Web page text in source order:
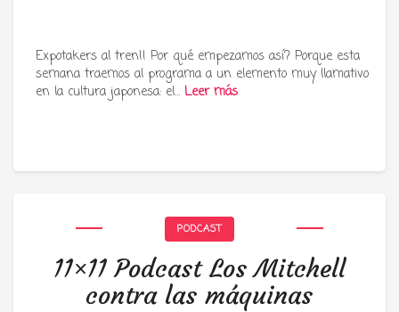
Expotakers al tren!! Por qué empezamos así? Porque esta
semana traemos al programa a un elemento muy llamativo
en la cultura japonesa: el… Leer más
PODCAST
11×11 Podcast Los Mitchell
contra las máquinas